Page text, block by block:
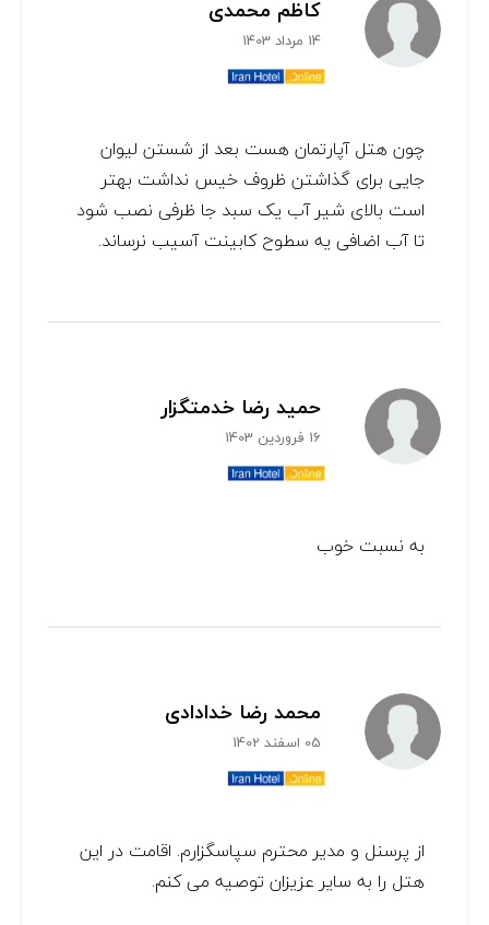
کاظم محمدی
14 مرداد 1403
چون هتل آپارتمان هست بعد از شستن لیوان
جایی برای گذاشتن ظروف خیس نداشت بهتر
است بالای شیر آب یک سبد جا ظرفی نصب شود
تا آب اضافی یه سطوح کابینت آسیب نرساند.
حمید رضا خدمتگزار
16 فروردین 1403
به نسبت خوب
محمد رضا خدادادی
05 اسفند 1402
از پرسنل و مدیر محترم سپاسگزارم. اقامت در این
هتل را به سایر عزیزان توصیه می کنم.